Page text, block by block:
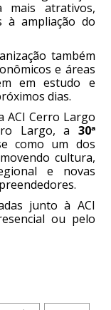
mais atrativos,
à ampliação do
também
e áreas
em estudo e
dias.
ACI Cerro Largo
Largo, a 30ª
como um dos
cultura,
e novas
junto à ACI
ou pelo